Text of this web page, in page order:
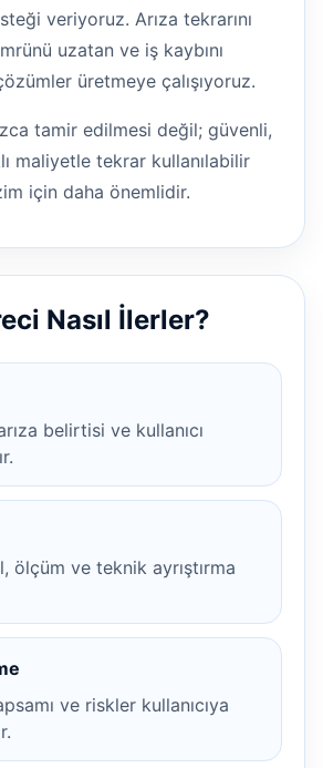
veriyoruz. Arıza tekrarını
uzatan ve iş kaybını
üretmeye çalışıyoruz.
tamir edilmesi değil; güvenli,
maliyetle tekrar kullanılabilir
için daha önemlidir.
Nasıl İlerler?
belirtisi ve kullanıcı
ölçüm ve teknik ayrıştırma
ve riskler kullanıcıya